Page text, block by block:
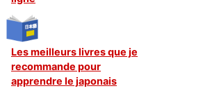
Les meilleurs livres que je
recommande pour
apprendre le japonais